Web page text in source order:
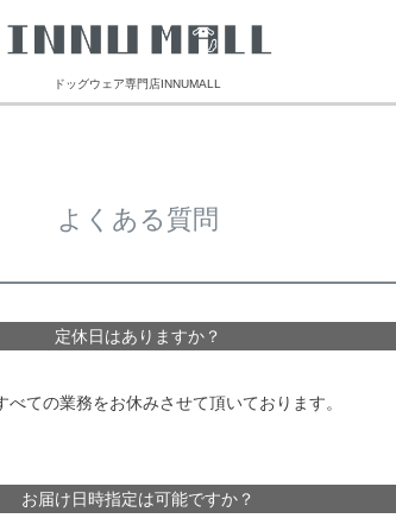
ドッグウェア専門店INNUMALL
よくある質問
定休日はありますか？
ての業務をお休みさせて頂いております。
お届け日時指定は可能ですか？